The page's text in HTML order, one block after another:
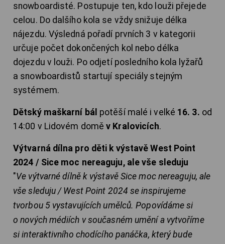
snowboardisté. Postupuje ten, kdo louži přejede
celou. Do dalšího kola se vždy snižuje délka
nájezdu. Výsledná pořadí prvních 3 v kategorii
určuje počet dokončených kol nebo délka
dojezdu v louži. Po odjetí posledního kola lyžařů
a snowboardistů startují speciály stejným
systémem.
Dětský maškarní bál potěší malé i velké 16. 3. od
14:00 v Lidovém doměv Kralovicích.
Výtvarná dílna pro děti k výstavě West Point
2024 / Sice moc nereaguju, ale vše sleduju
"Ve výtvarné dílně k výstavě Sice moc nereaguju, ale
vše sleduju / West Point 2024 se inspirujeme
tvorbou 5 vystavujících umělců. Popovídáme si
o nových médiích v současném umění a vytvoříme
si interaktivního chodícího panáčka, který bude